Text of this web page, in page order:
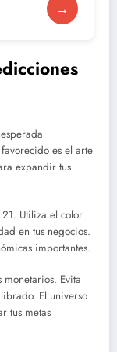
→
es el arte
expandir tus
21. Utiliza el color
en tus negocios.
importantes.
Evita
El universo
tus metas